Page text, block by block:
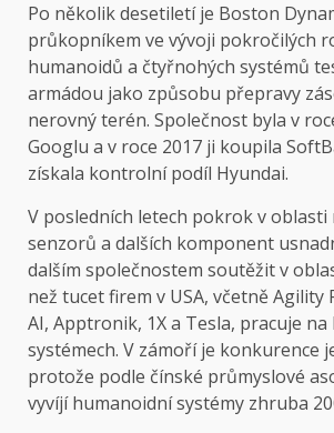
Po několik desetiletí je Boston
průkopníkem ve vývoji pokročilých
humanoidů a čtyřnohých systémů
armádou jako způsobu přepravy
nerovný terén. Společnost byla v
Googlu a v roce 2017 ji koupila
získala kontrolní podíl Hyundai.
V posledních letech pokrok v
senzorů a dalších komponent
dalším společnostem soutěžit v
než tucet firem v USA, včetně Agility
AI, Apptronik, 1X a Tesla, pracuje
systémech. V zámoří je konkurence
protože podle čínské průmyslové
vyvíjí humanoidní systémy zhruba